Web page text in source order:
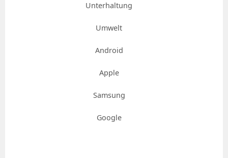
Unterhaltung
Umwelt
Android
Apple
Samsung
Google